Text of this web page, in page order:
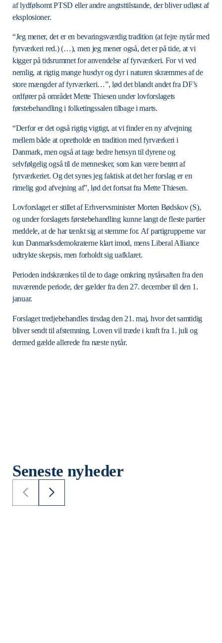
af lydfølsomt PTSD eller andre angtsttilstande, der bliver udløst af
eksplosioner.
“Jeg mener, det er en bevaringsværdig tradition (at fejre nytår med
fyrværkeri red.) (…), men jeg mener også, det er på tide, at vi
kigger på tidsrummet for anvendelse af fyrværkeri. For vi ved
nemlig, at rigtig mange husdyr og dyr i naturen skræmmes af de
store mængder af fyrværkeri…”, lød det blandt andet fra DF’s
ordfører på området Mette Thiesen under lovforslagets
førstebehandling i folketingssalen tilbage i marts.
“Derfor er det også rigtig vigtigt, at vi finder en ny afvejning
mellem både at opretholde en tradition med fyrværkeri i
Danmark, men også at tage bedre hensyn til dyrene og
selvfølgelig også til de mennesker, som kan være berørt af
fyrværkeriet. Og det synes jeg faktisk at det her forslag er en
rimelig god afvejning af”, lød det fortsat fra Mette Thiesen.
Lovforslaget er stillet af Erhvervsminister Morten Bødskov (S),
og under forslagets førstebehandling kunne langt de fleste partier
meddele, at de har tænkt sig at stemme for. Af partigrupperne var
kun Danmarksdemokraterne klart imod, mens Liberal Alliance
udtrykte skepsis, men forholdt sig uafklaret.
Perioden indskrænkes til de to dage omkring nytårsaften fra den
nuværende periode, der gælder fra den 27. december til den 1.
januar.
Forslaget tredjebehandles tirsdag den 21. maj, hvor det samtidig
bliver sendt til afstemning. Loven vil træde i kraft fra 1. juli og
dermed gælde allerede fra næste nytår.
Seneste nyheder